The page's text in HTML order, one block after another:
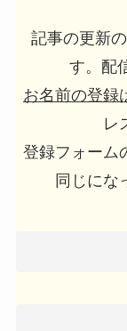
記事の更新
す。配
お名前の登録
レ
登録フォーム
同じにな